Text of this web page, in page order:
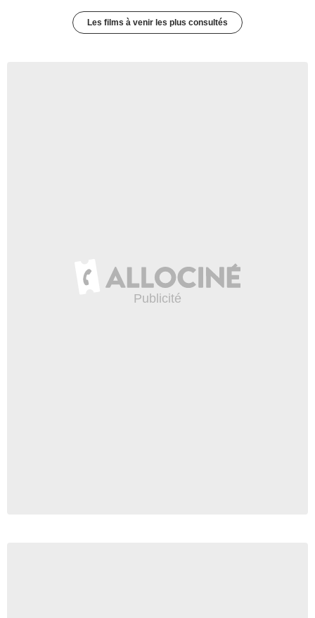
Les films à venir les plus consultés